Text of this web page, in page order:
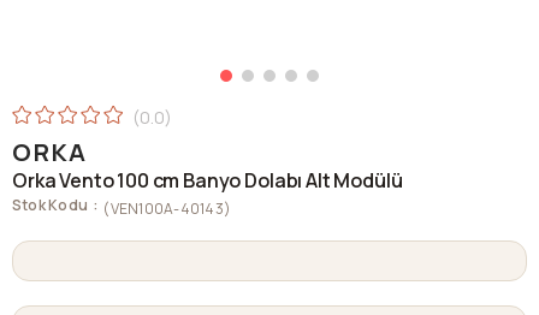
0.0
ORKA
Orka Vento 100 cm Banyo Dolabı Alt Modülü
Stok Kodu (VEN100A-40143)